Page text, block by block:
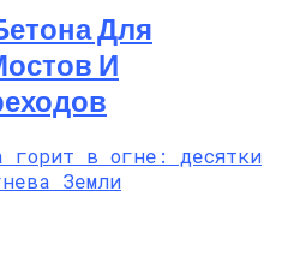
Для
И